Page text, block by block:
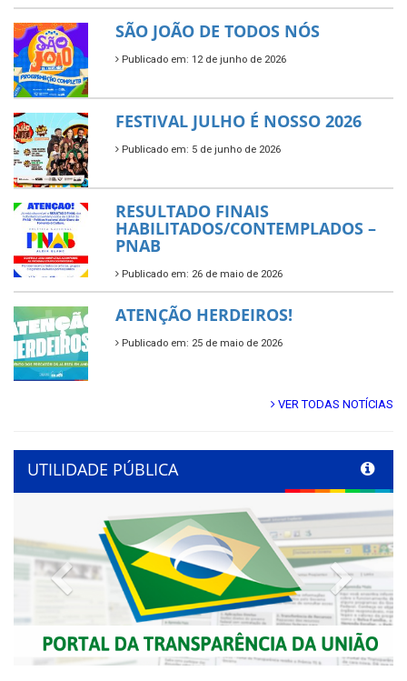
SÃO JOÃO DE TODOS NÓS
Publicado em: 12 de junho de 2026
FESTIVAL JULHO É NOSSO 2026
Publicado em: 5 de junho de 2026
RESULTADO FINAIS
HABILITADOS/CONTEMPLADOS –
PNAB
Publicado em: 26 de maio de 2026
ATENÇÃO HERDEIROS!
Publicado em: 25 de maio de 2026
VER TODAS NOTÍCIAS
UTILIDADE PÚBLICA
Previous Next